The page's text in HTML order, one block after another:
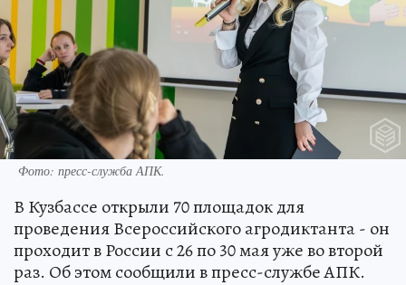
Фото: пресс-служба АПК.
В Кузбассе открыли 70 площадок для
проведения Всероссийского агродиктанта - он
проходит в России с 26 по 30 мая уже во второй
раз. Об этом сообщили в пресс-службе АПК.